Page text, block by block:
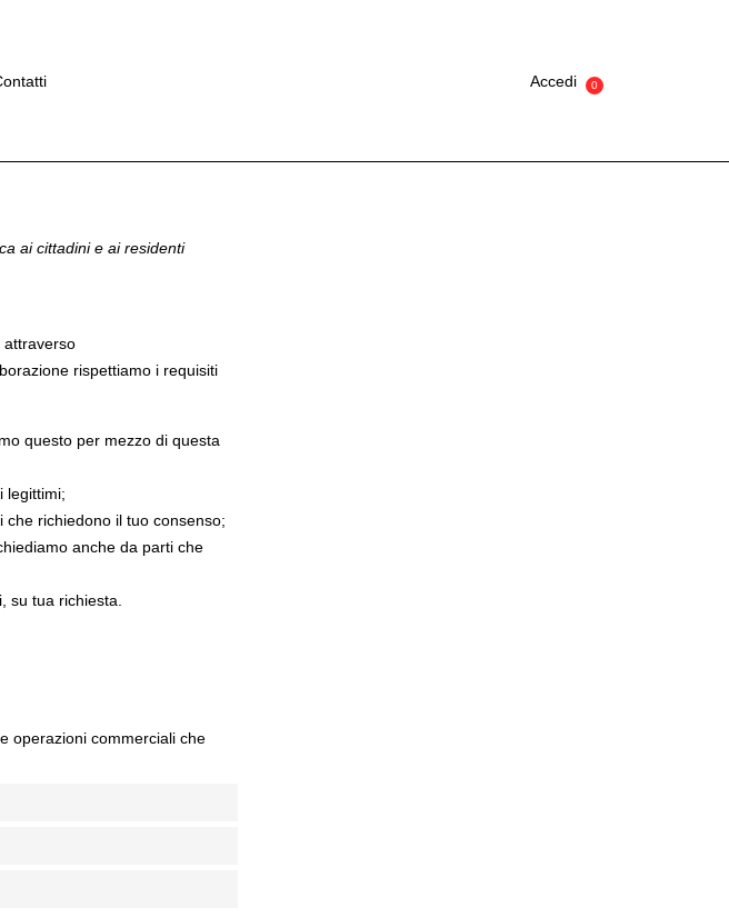
Accedi 0
ai cittadini e ai residenti
attraverso
rispettiamo i requisiti
questo per mezzo di questa
legittimi;
richiedono il tuo consenso;
anche da parti che
su tua richiesta.
operazioni commerciali che